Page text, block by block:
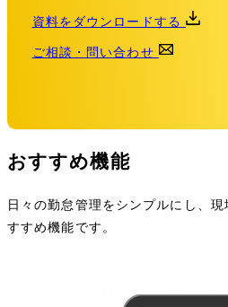
資料をダウンロードする
ご相談・問い合わせ
おすすめ機能
日々の勤怠管理をシンプルにし、
すすめ機能です。